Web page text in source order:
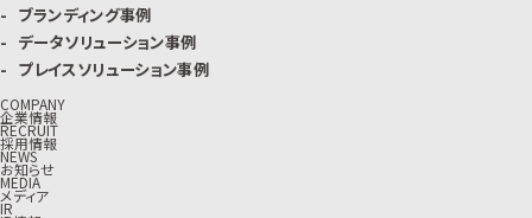
ブランディング事例
データソリューション事例
プレイスソリューション事例
COMPANY
企業情報
RECRUIT
採用情報
NEWS
お知らせ
MEDIA
メディア
IR